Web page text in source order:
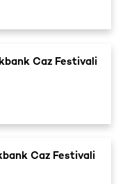
Caz Festivali
Caz Festivali